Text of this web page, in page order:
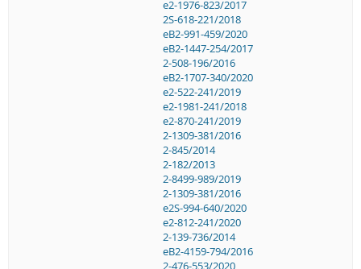
e2-1976-823/2017
2S-618-221/2018
eB2-991-459/2020
eB2-1447-254/2017
2-508-196/2016
eB2-1707-340/2020
e2-522-241/2019
e2-1981-241/2018
e2-870-241/2019
2-1309-381/2016
2-845/2014
2-182/2013
2-8499-989/2019
2-1309-381/2016
e2S-994-640/2020
e2-812-241/2020
2-139-736/2014
eB2-4159-794/2016
2-476-553/2020